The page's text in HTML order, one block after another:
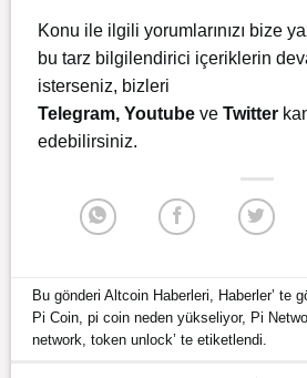
Konu ile ilgili yorumlarınızı bize
bu tarz bilgilendirici içeriklerin
isterseniz, bizleri
Telegram, Youtube ve Twitter
edebilirsiniz.
Bu gönderiAltcoin Haberleri, Haberler’ te
Pi Coin,pi coin neden yükseliyor, Pi
network,token unlock’ te etiketlendi.